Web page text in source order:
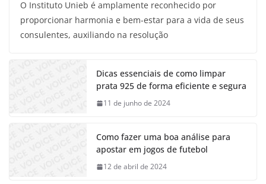
O Instituto Unieb é amplamente reconhecido por
proporcionar harmonia e bem-estar para a vida de seus
consulentes, auxiliando na resolução
Dicas essenciais de como limpar
prata 925 de forma eficiente e segura
11 de junho de 2024
Como fazer uma boa análise para
apostar em jogos de futebol
12 de abril de 2024